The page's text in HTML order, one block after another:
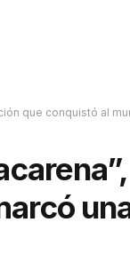
que conquistó al